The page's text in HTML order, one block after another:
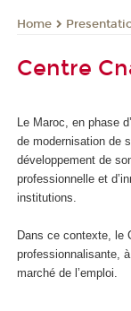
Home
Centre
Le Maroc, en phase
de modernisation de
développement de
professionnelle et
institutions.
Dans ce contexte, le
professionnalisante,
marché de l’emploi.